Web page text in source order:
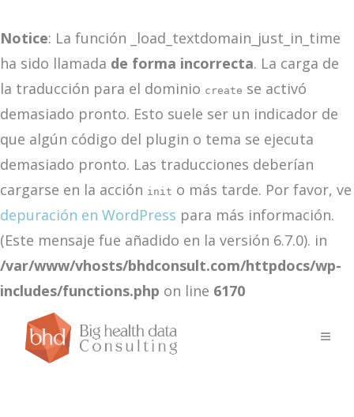
Notice: La función _load_textdomain_just_in_time
ha sido llamada de forma incorrecta. La carga de
la traducción para el dominio create se activó
demasiado pronto. Esto suele ser un indicador de
que algún código del plugin o tema se ejecuta
demasiado pronto. Las traducciones deberían
cargarse en la acción init o más tarde. Por favor, ve
depuración en WordPress para más información.
(Este mensaje fue añadido en la versión 6.7.0). in
/var/www/vhosts/bhdconsult.com/httpdocs/wp-
includes/functions.php on line 6170